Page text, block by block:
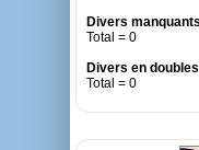
Divers
Total = 0
Divers en
Total = 0